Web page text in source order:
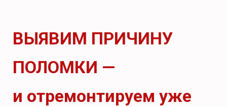
ВЫЯВИМ ПРИЧИНУ
ПОЛОМКИ —
и отремонтируем уже